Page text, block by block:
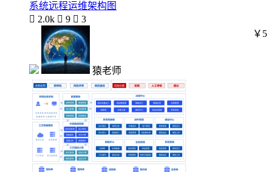
系统远程运维架构图
 2.0k  9  3
猿老师
￥5